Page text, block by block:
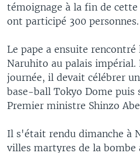
témoignage à la fin de
ont participé 300 personnes.
Le pape a ensuite
Naruhito au palais impérial.
journée, il devait célébrer
base-ball Tokyo Dome puis
Premier ministre Shinzo
Il s'était rendu dimanche à
villes martyres de la bombe